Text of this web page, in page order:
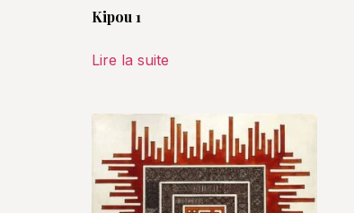
Kipou 1
Lire la suite